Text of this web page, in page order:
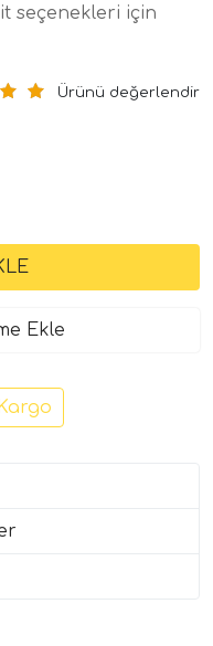
seçenekleri için
Ürünü değerlendir
Ekle